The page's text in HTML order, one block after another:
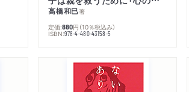
高橋和巳著
定価:880円 （10％税込み）
ISBN:978-4-480-43158-5